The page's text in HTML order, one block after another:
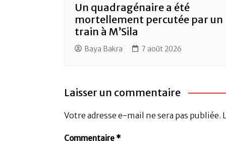
Un quadragénaire a été
mortellement percutée par un
train à M’Sila
Baya Bakra 7 août 2026
Laisser un commentaire
Votre adresse e-mail ne sera pas publiée.
Commentaire *